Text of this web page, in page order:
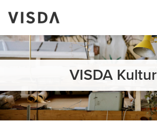
VISDA Kultur